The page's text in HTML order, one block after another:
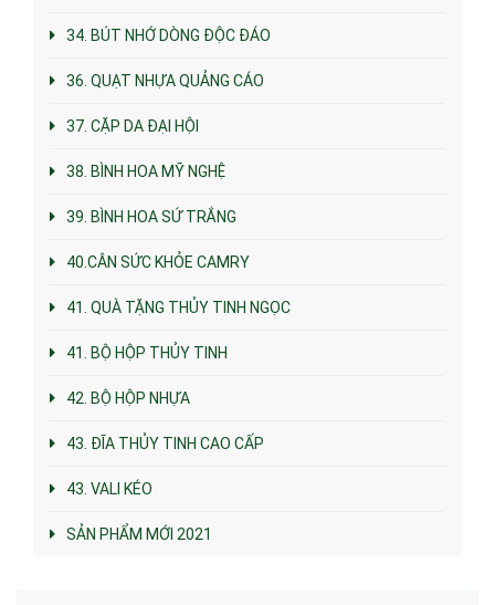
34. BÚT NHỚ DÒNG ĐỘC ĐÁO
36. QUẠT NHỰA QUẢNG CÁO
37. CẶP DA ĐẠI HỘI
38. BÌNH HOA MỸ NGHỆ
39. BÌNH HOA SỨ TRẮNG
40.CÂN SỨC KHỎE CAMRY
41. QUÀ TẶNG THỦY TINH NGỌC
41. BỘ HỘP THỦY TINH
42. BỘ HỘP NHỰA
43. ĐĨA THỦY TINH CAO CẤP
43. VALI KÉO
SẢN PHẨM MỚI 2021